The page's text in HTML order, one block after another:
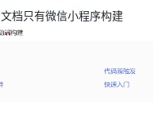
档只有微信小程序构建